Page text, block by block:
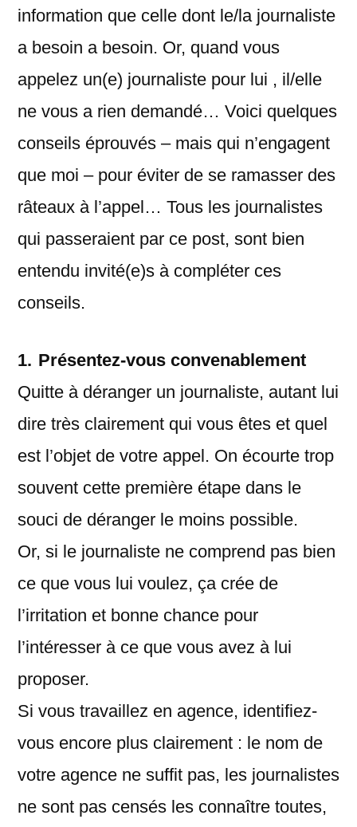
prendre
de
râteaux
les
journalistes
information que celle dont le/la journaliste
a besoin a besoin. Or, quand vous
appelez un(e) journaliste pour lui , il/elle
ne vous a rien demandé… Voici quelques
conseils éprouvés – mais qui n’engagent
que moi – pour éviter de se ramasser des
râteaux à l’appel… Tous les journalistes
qui passeraient par ce post, sont bien
entendu invité(e)s à compléter ces
conseils.
1. Présentez-vous convenablement
Quitte à déranger un journaliste, autant lui
dire très clairement qui vous êtes et quel
est l’objet de votre appel. On écourte trop
souvent cette première étape dans le
souci de déranger le moins possible.
Or, si le journaliste ne comprend pas bien
ce que vous lui voulez, ça crée de
l’irritation et bonne chance pour
l’intéresser à ce que vous avez à lui
proposer.
Si vous travaillez en agence, identifiez-
vous encore plus clairement : le nom de
votre agence ne suffit pas, les journalistes
ne sont pas censés les connaître toutes,